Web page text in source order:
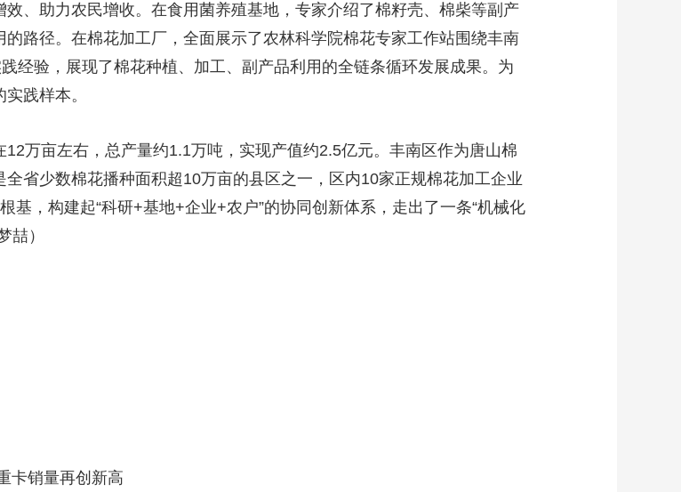
业白名单
、助力农民增收。在食用菌养殖基地，专家介绍了棉籽壳、棉柴等副产
路径。在棉花加工厂，全面展示了农林科学院棉花专家工作站围绕丰南
经验，展现了棉花种植、加工、副产品利用的全链条循环发展成果。为
践样本。
亩左右，总产量约1.1万吨，实现产值约2.5亿元。丰南区作为唐山棉
省少数棉花播种面积超10万亩的县区之一，区内10家正规棉花加工企业
基，构建起“科研+基地+企业+农户”的协同创新体系，走出了一条“机械化
喆）
卡销量再创新高